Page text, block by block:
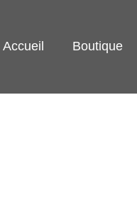
Accueil Boutique